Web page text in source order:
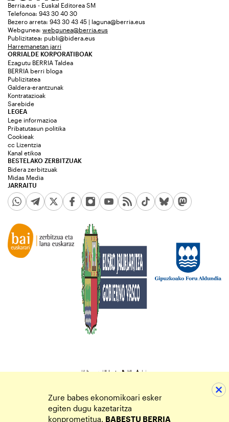
Berria.eus - Euskal Editorea SM
Telefonoa: 943 30 40 30
Bezero arreta: 943 30 43 45 | laguna@berria.eus
Webgunea: webgunea@berria.eus
Publizitatea: publi@bidera.eus
Harremanetan jarri
ORRIALDE KORPORATIBOAK
Ezagutu BERRIA Taldea
BERRIA berri bloga
Publizitatea
Galdera-erantzunak
Kontratazioak
Sarebide
JARRAITU
LEGEA
Lege informazioa
Pribatutasun politika
Cookieak
cc Lizentzia
Kanal etikoa
BESTELAKO ZERBITZUAK
Bidera zerbitzuak
Midas Media
Zure babes ekonomikoari esker
egiten dugu kazetaritza
konprometitua. BABESTU BERRIA